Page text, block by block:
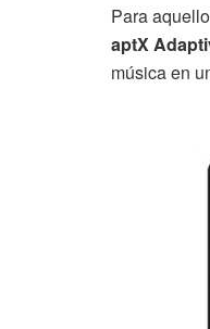
Para
aptX
música en